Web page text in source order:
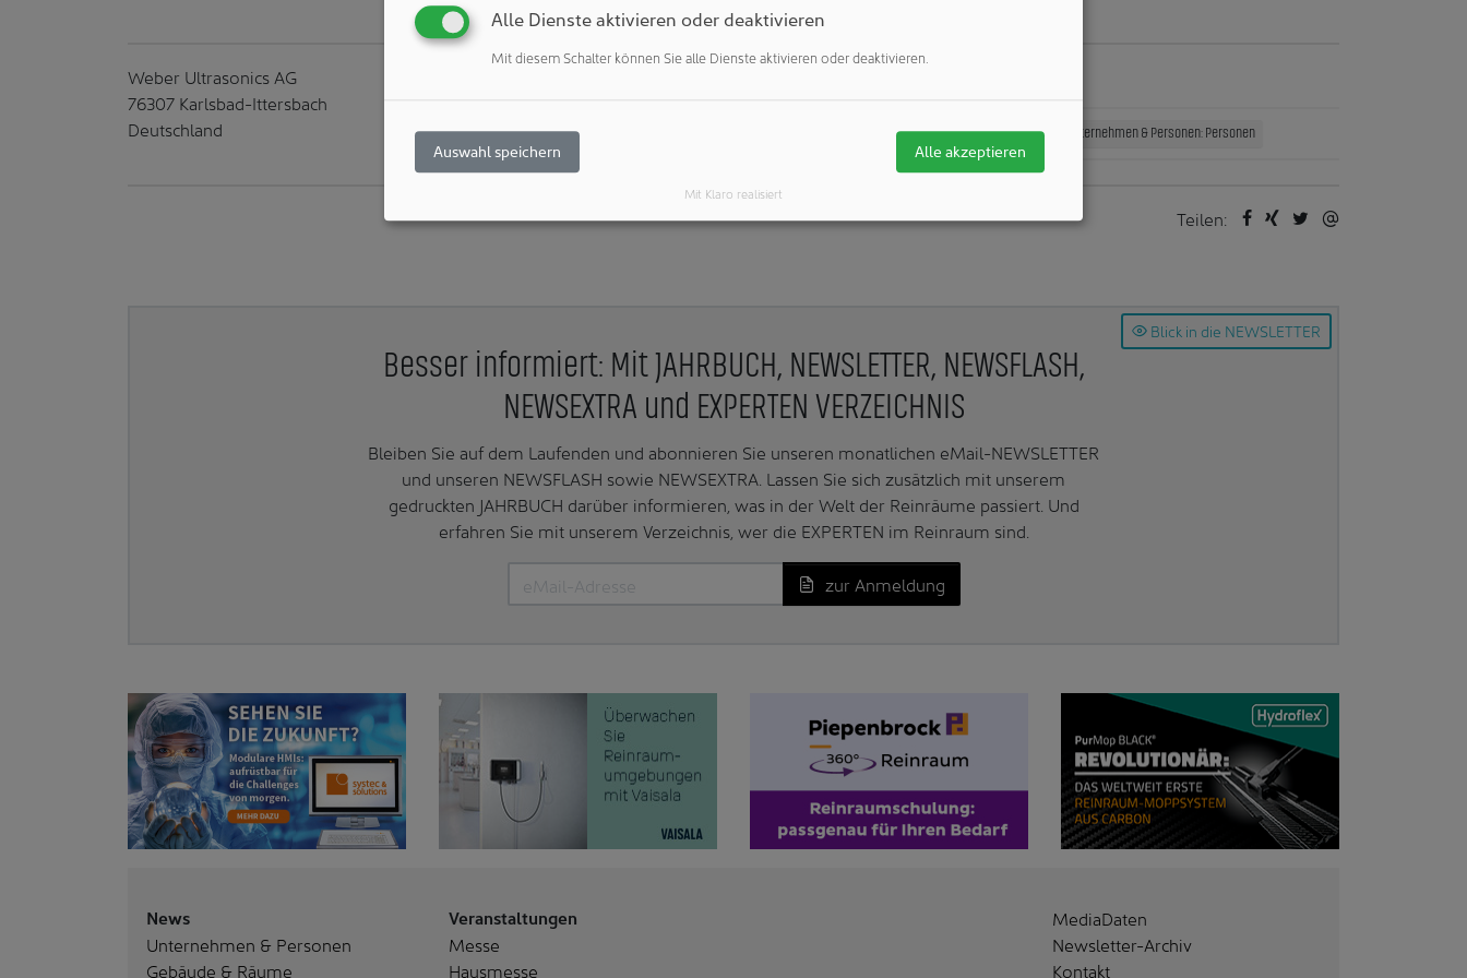
Weber Ultrasonics AG
76307 Karlsbad-Ittersbach
Deutschland
Weitere Artikel zu diesen Rubriken: Unternehmen & Personen: Unternehmen Unternehmen & Personen: Personen
Teilen:
Blick in die NEWSLETTER
Besser informiert: Mit JAHRBUCH, NEWSLETTER, NEWSFLASH,
NEWSEXTRA und EXPERTEN VERZEICHNIS
Bleiben Sie auf dem Laufenden und abonnieren Sie unseren monatlichen eMail-NEWSLETTER
und unseren NEWSFLASH sowie NEWSEXTRA. Lassen Sie sich zusätzlich mit unserem
gedruckten JAHRBUCH darüber informieren, was in der Welt der Reinräume passiert. Und
erfahren Sie mit unserem Verzeichnis, wer die EXPERTEN im Reinraum sind.
zur Anmeldung
News
Unternehmen & Personen
Gebäude & Räume
Veranstaltungen
Messe
Hausmesse
MediaDaten
Newsletter-Archiv
Kontakt
Alle Dienste aktivieren oder deaktivieren
Mit diesem Schalter können Sie alle Dienste aktivieren oder deaktivieren.
Auswahl speichern Alle akzeptieren
Mit Klaro realisiert